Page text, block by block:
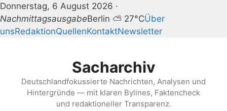
Donnerstag, 6 August 2026 ·
NachmittagsausgabeBerlin ⛅ 27°CÜber
unsRedaktionQuellenKontaktNewsletter
Sacharchiv
Deutschlandfokussierte Nachrichten, Analysen und
Hintergründe — mit klaren Bylines, Faktencheck
und redaktioneller Transparenz.